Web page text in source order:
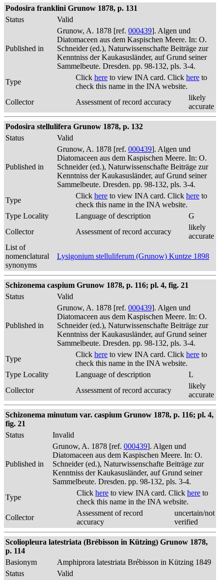
Podosira franklini Grunow 1878, p. 131
Status
Valid
Published in
Grunow, A. 1878 [ref. 000439]. Algen und
Diatomaceen aus dem Kaspischen Meere. In: O.
Schneider (ed.), Naturwissenschafte Beiträge zur
Kenntniss der Kaukasusländer, auf Grund seiner
Sammelbeute. Dresden. pp. 98-132, pls. 3-4.
Type
Click here to view INA card. Click here to
check this name in the INA website.
Collector
Assessment of record accuracy
likely
accurate
Podosira stellulifera Grunow 1878, p. 132
Status
Valid
Published in
Grunow, A. 1878 [ref. 000439]. Algen und
Diatomaceen aus dem Kaspischen Meere. In: O.
Schneider (ed.), Naturwissenschafte Beiträge zur
Kenntniss der Kaukasusländer, auf Grund seiner
Sammelbeute. Dresden. pp. 98-132, pls. 3-4.
Type
Click here to view INA card. Click here to
check this name in the INA website.
Type Locality
Language of description
G
Collector
Assessment of record accuracy
likely
accurate
List of
nomenclatural
synonyms
Lysigonium stelluliferum (Grunow) Kuntze 1898
Schizonema caspium Grunow 1878, p. 116; pl. 4, fig. 21
Status
Valid
Published in
Grunow, A. 1878 [ref. 000439]. Algen und
Diatomaceen aus dem Kaspischen Meere. In: O.
Schneider (ed.), Naturwissenschafte Beiträge zur
Kenntniss der Kaukasusländer, auf Grund seiner
Sammelbeute. Dresden. pp. 98-132, pls. 3-4.
Type
Click here to view INA card. Click here to
check this name in the INA website.
Type Locality
Language of description
L
Collector
Assessment of record accuracy
likely
accurate
Schizonema minutum var. caspium Grunow 1878, p. 116; pl. 4,
fig. 21
Status
Invalid
Published in
Grunow, A. 1878 [ref. 000439]. Algen und
Diatomaceen aus dem Kaspischen Meere. In: O.
Schneider (ed.), Naturwissenschafte Beiträge zur
Kenntniss der Kaukasusländer, auf Grund seiner
Sammelbeute. Dresden. pp. 98-132, pls. 3-4.
Type
Click here to view INA card. Click here to
check this name in the INA website.
Collector
Assessment of record
accuracy
uncertain/not
verified
Scoliopleura latestriata (Brébisson in Kützing) Grunow 1878,
p. 114
Basionym
Amphiprora latestriata Brébisson in Kützing 1849
Status
Valid